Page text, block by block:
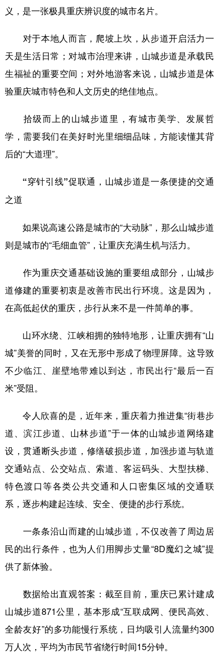
义，是一张极具重庆辨识度的城市名片。
对于本地人而言，爬坡上坎，从步道开启活力一
天是生活日常；对城市治理来讲，山城步道是承载民
生福祉的重要空间；对外地游客来说，山城步道是体
验重庆城市特色和人文历史的绝佳地点。
拾级而上的山城步道里，有城市美学、发展哲
学，需要我们在美好时光里细细品味，方能读懂其背
后的“大道理”。
“穿针引线”促联通，山城步道是一条便捷的交通
之道
如果说高速公路是城市的“大动脉”，那么山城步道
则是城市的“毛细血管”，让重庆充满生机与活力。
作为重庆交通基础设施的重要组成部分，山城步
道修建的重要初衷是改善市民出行环境。这是因为，
在高低起伏的重庆，步行从来不是一件简单的事。
山环水绕、江峡相拥的独特地形，让重庆拥有“山
城”美誉的同时，又在无形中形成了物理屏障。这导致
不少临江、崖壁地带难以到达，市民出行“最后一百
米”受阻。
令人欣喜的是，近年来，重庆着力推进集“街巷步
道、滨江步道、山林步道”于一体的山城步道网络建
设，贯通断头步道，修缮破损步道，加强步道与轨道
交通站点、公交站点、索道、客运码头、大型扶梯、
特色渡口等各类公共交通和人口密集区域的交通联
系，逐步构建起连续、安全、便捷的步行系统。
一条条沿山而建的山城步道，不仅改善了周边居
民的出行条件，也为人们用脚步丈量“8D魔幻之城”提
供了新体验。
数据给出直观答案：截至目前，重庆已累计建成
山城步道871公里，基本形成“互联成网、便民高效、
全龄友好”的多功能慢行系统，日均吸引人流量约300
万人次，平均为市民节省绕行时间15分钟。